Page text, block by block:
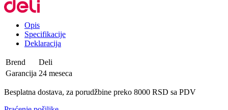
Opis
Specifikacije
Deklaracija
Brend
Deli
Garancija 24 meseca
Besplatna dostava, za porudžbine preko 8000 RSD sa PDV